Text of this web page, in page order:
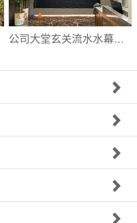
公司大堂玄关流水水幕墙|大堂流水背景墙厂家